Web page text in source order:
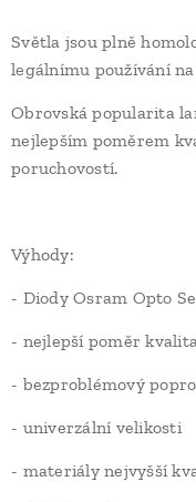
Světla jsou plně
legálnímu používání
Obrovská popularita
nejlepším poměrem
poruchovostí.
Výhody:
- Diody Osram Opto
- nejlepší poměr
- bezproblémový
- univerzální velikosti
- materiály nejvyšší